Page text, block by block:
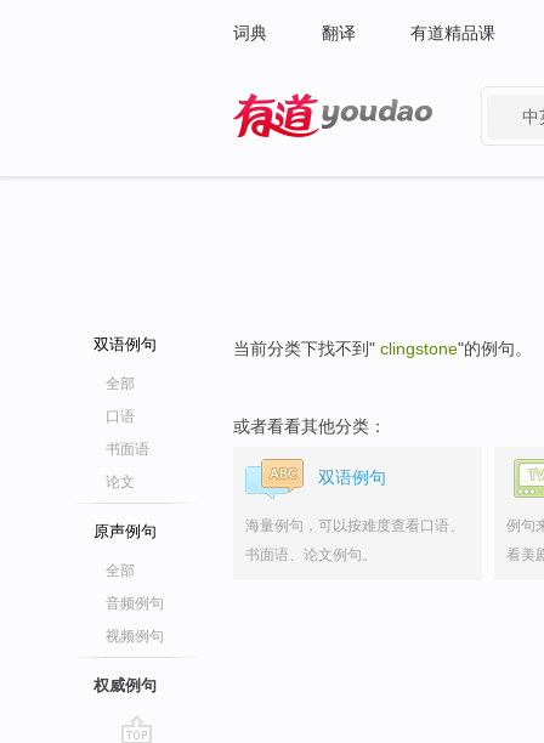
词典 翻译 有道精品课
中
双语例句
全部
口语
书面语
论文
原声例句
全部
音频例句
视频例句
权威例句
当前分类下找不到" clingstone"的例句。
或者看看其他分类：
双语例句
海量例句，可以按难度查看口语、
书面语、论文例句。
例句
看美